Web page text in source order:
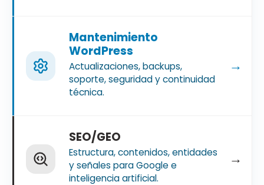
Mantenimiento
WordPress
Actualizaciones, backups,
soporte, seguridad y continuidad
técnica.
→
SEO/GEO
Estructura, contenidos, entidades
y señales para Google e
inteligencia artificial.
→